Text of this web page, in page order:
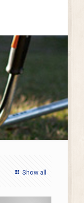
Show all